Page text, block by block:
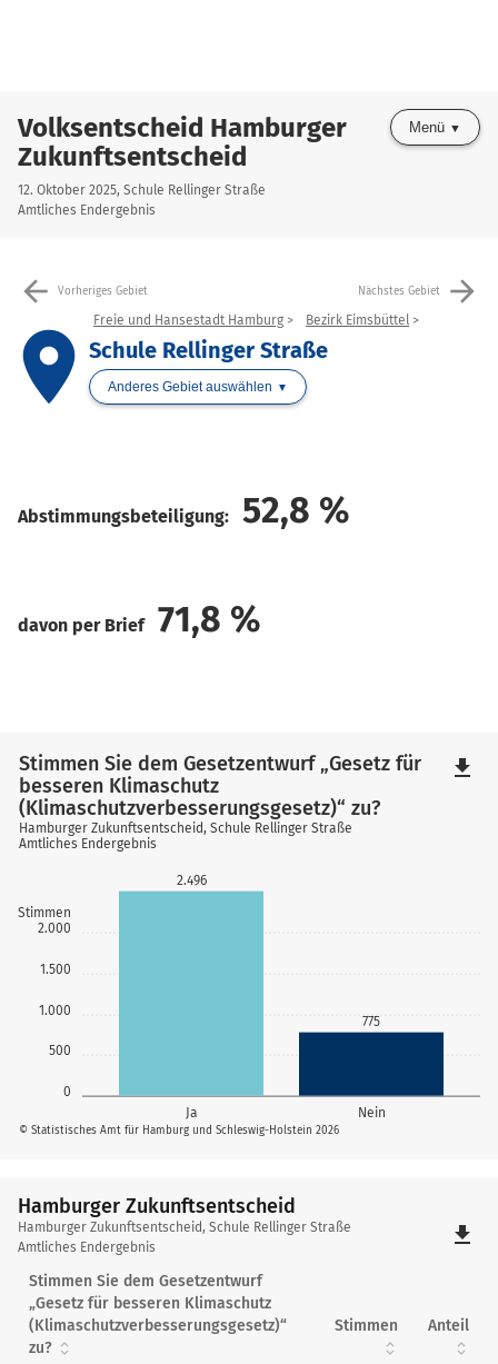
Volksentscheid Hamburger
Zukunftsentscheid
12. Oktober 2025, Schule Rellinger Straße
Amtliches Endergebnis
Menü
arrow_back Vorheriges Gebiet Nächstes Gebiet arrow_forward
place
Freie und Hansestadt Hamburg Bezirk Eimsbüttel
Schule Rellinger Straße
Anderes Gebiet auswählen
Abstimmungsbeteiligung: 52,8 %
davon per Brief 71,8 %
0
500
1.000
1.500
2.000
Stimmen
Ja Nein
2.496
775
© Statistisches Amt für Hamburg und Schleswig-Holstein 2026
Stimmen Sie dem Gesetzentwurf „Gesetz für
besseren Klimaschutz
(Klimaschutzverbesserungsgesetz)“ zu?
Hamburger Zukunftsentscheid, Schule Rellinger Straße
Amtliches Endergebnis
file_download
Hamburger Zukunftsentscheid
Hamburger
Zukunftsentscheid
Hamburger Zukunftsentscheid, Schule Rellinger Straße
Amtliches Endergebnis
file_download
Stimmen Sie dem Gesetzentwurf
„Gesetz für besseren Klimaschutz
(Klimaschutzverbesserungsgesetz)“
zu?
Stimmen Anteil